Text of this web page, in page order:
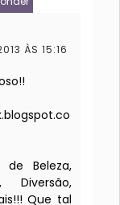
ÀS 15:16
de Beleza,
Diversão,
Que tal